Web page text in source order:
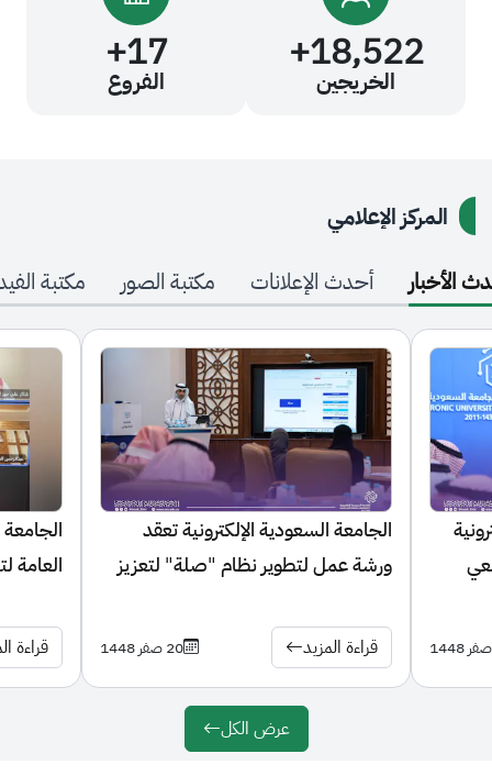
+
الخريجين
الإعلامي
أحدث الإعلانات مكتبة الصور مكتبة الفيديو
الجامعة السعودية الإلكترونية تعقد
ورشة عمل لتطوير نظام "صلة" لتعزيز
قراءة المزيد
الجامعة السعودية
العامة لتنظيم
قراءة المزيد